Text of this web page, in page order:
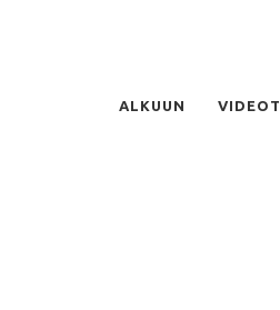
ALKUUN VIDEOT